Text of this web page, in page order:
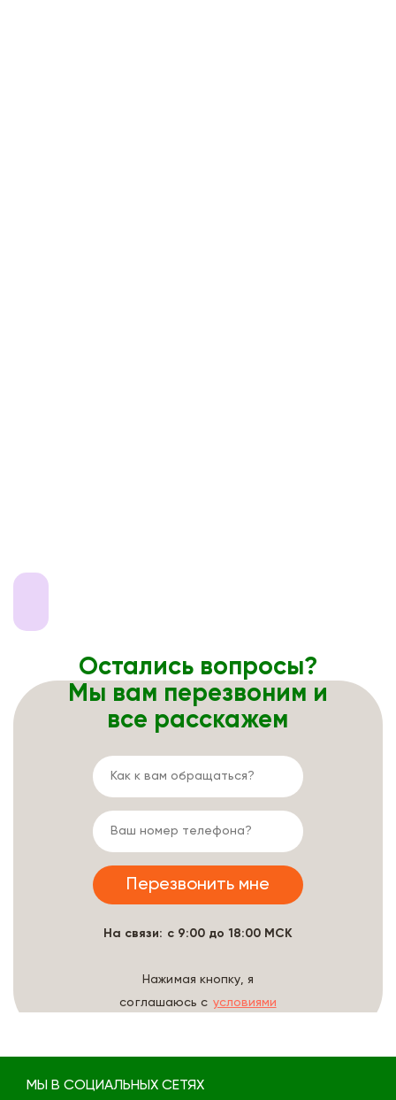
Остались вопросы?
Мы вам перезвоним и
все расскажем
На связи: с 9:00 до 18:00 МСК
Нажимая кнопку, я
соглашаюсь с условиями
МЫ В СОЦИАЛЬНЫХ СЕТЯХ